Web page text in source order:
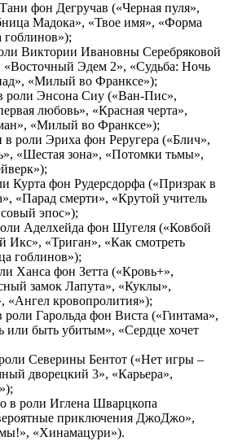
фон Дегручав («Черная пуля»,
Мадока», «Твое имя», «Форма
гоблинов»);
Виктории Ивановны Серебряковой
«Восточный Эдем 2», «Судьба: Ночь
«Милый во Франксе»);
роли Энсона Сиу («Ван-Пис»,
любовь», «Красная черта»,
«Милый во Франксе»);
роли Эриха фон Реругера («Блич»,
«Шестая зона», «Потомки тьмы»,
Курта фон Рудерсдорфа («Призрак в
«Парад смерти», «Крутой учитель
эпос»);
Аделхейда фон Шугеля («Ковбой
Икс», «Триган», «Как смотреть
гоблинов»);
Ханса фон Зетта («Кровь+»,
замок Лапута», «Куклы»,
«Ангел кровопролития»);
Гарольда фон Виста («Гинтама»,
или быть убитым», «Сердце хочет
Северины Бентот («Нет игры –
дворецкий 3», «Карьера»,
в роли Иглена Шварцкопа
приключения ДжоДжо»,
«Хинамацури»).